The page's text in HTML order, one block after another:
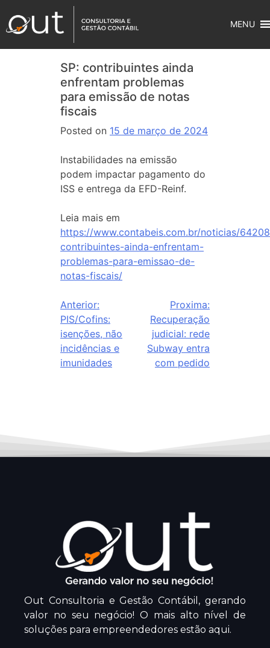
MENU
SP: contribuintes ainda
enfrentam problemas
para emissão de notas
fiscais
Posted on 15 de março de 2024
Instabilidades na emissão
podem impactar pagamento do
ISS e entrega da EFD-Reinf.
Leia mais em
https://www.contabeis.com.br/noticias/
contribuintes-ainda-enfrentam-
problemas-para-emissao-de-
notas-fiscais/
Anterior:
PIS/Cofins:
isenções, não
incidências e
imunidades
Proxima:
Recuperação
judicial: rede
Subway entra
com pedido
Out Consultoria e Gestão Contábil, gerando
valor no seu negócio! O mais alto nível de
soluções para empreendedores estão aqui.